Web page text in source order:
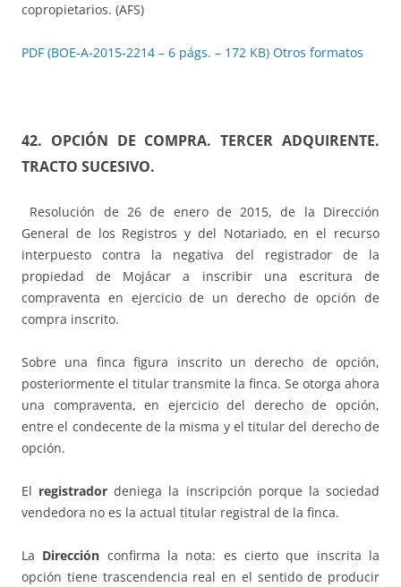
copropietarios. (AFS)
PDF (BOE-A-2015-2214 – 6 págs. – 172 KB) Otros formatos
42. OPCIÓN DE COMPRA. TERCER ADQUIRENTE.
TRACTO SUCESIVO.
Resolución de 26 de enero de 2015, de la Dirección
General de los Registros y del Notariado, en el recurso
interpuesto contra la negativa del registrador de la
propiedad de Mojácar a inscribir una escritura de
compraventa en ejercicio de un derecho de opción de
compra inscrito.
Sobre una finca figura inscrito un derecho de opción,
posteriormente el titular transmite la finca. Se otorga ahora
una compraventa, en ejercicio del derecho de opción,
entre el condecente de la misma y el titular del derecho de
opción.
El registrador deniega la inscripción porque la sociedad
vendedora no es la actual titular registral de la finca.
La Dirección confirma la nota: es cierto que inscrita la
opción tiene trascendencia real en el sentido de producir